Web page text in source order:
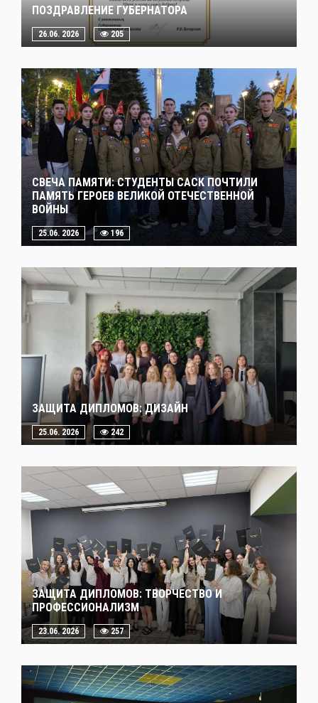
ПОЗДРАВЛЕНИЕ ГУБЕРНАТОРА
26.06. 2026 205
СВЕЧА ПАМЯТИ: СТУДЕНТЫ САСК ПОЧТИЛИ
ПАМЯТЬ ГЕРОЕВ ВЕЛИКОЙ ОТЕЧЕСТВЕННОЙ
ВОЙНЫ
25.06. 2026 196
ЗАЩИТА ДИПЛОМОВ: ДИЗАЙН
25.06. 2026 242
ЗАЩИТА ДИПЛОМОВ: ТВОРЧЕСТВО И
ПРОФЕССИОНАЛИЗМ
23.06. 2026 257